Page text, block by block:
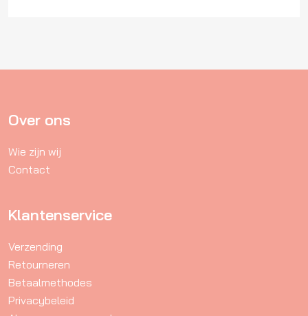
Over ons
Wie zijn wij
Contact
Klantenservice
Verzending
Retourneren
Betaalmethodes
Privacybeleid